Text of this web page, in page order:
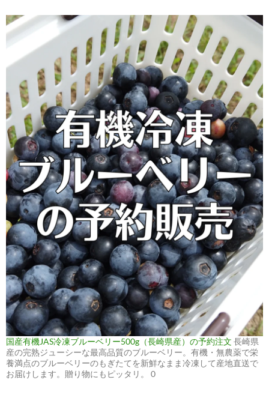
国産有機JAS冷凍ブルーベリー500g（長崎県産）の予約注文 長崎県
産の完熟ジューシーな最高品質のブルーベリー。有機・無農薬で栄
養満点のブルーベリーのもぎたてを新鮮なまま冷凍して産地直送で
お届けします。贈り物にもピッタリ。 0